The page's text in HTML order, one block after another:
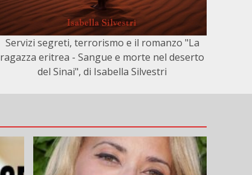
Servizi segreti, terrorismo e il romanzo "La
ragazza eritrea - Sangue e morte nel deserto
del Sinai", di Isabella Silvestri